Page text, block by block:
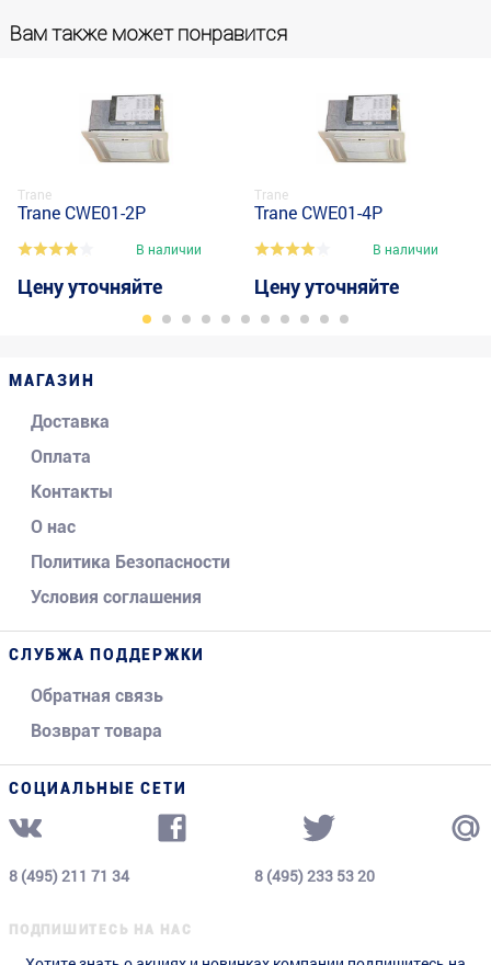
Вам также может понравится
Trane
Trane CWE01-2P
В наличии
Цену уточняйте
Trane
Trane CWE01-4P
В наличии
Цену уточняйте
МАГАЗИН
Доставка
Оплата
Контакты
О нас
Политика Безопасности
Условия соглашения
СЛУБЖА ПОДДЕРЖКИ
Обратная связь
Возврат товара
СОЦИАЛЬНЫЕ СЕТИ
8 (495) 211 71 34 8 (495) 233 53 20
ПОДПИШИТЕСЬ НА НАС